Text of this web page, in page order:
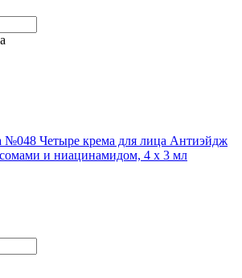
№048 Четыре крема для лица Антиэйдж
и ниацинамидом, 4 х 3 мл